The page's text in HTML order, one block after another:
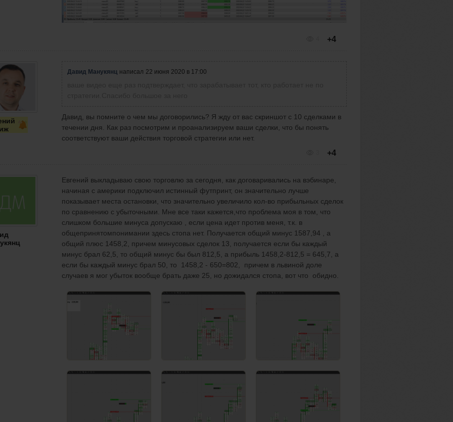
+4
Давид Манукянц написал 22 июня 2020 в 17:00
Давид, вы помните о чем мы договорились? Я жду от вас скриншот с 10 сделками в
течении дня. Как раз посмотрим и проанализируем ваши сделки, что бы понять
соответствуют ваши действия торговой стратегии или нет.
+4
Евгений выкладываю свою торговлю за сегодня, как договаривались на вэбинаре,
начиная с америки подключил истинный футпринт, он значительно лучше
показывает места остановки, что значительно увеличило кол-во прибыльных сделок
по сравнению с убыточными. Мне все таки кажется,что проблема моя в том, что
слишком большие минуса допускаю , если цена идет против меня, т.к. в
общепринятомпонимании здесь стопа нет. Получается общий минус 1587,94 , а
общий плюс 1458,2, причем минусовых сделок 13, получается если бы каждый
минус брал 62,5, то общий минус бы был 812,5, а прибыль 1458,2-812,5 = 645,7, а
если бы каждый минус брал 50, то 1458,2 - 650=802, причем в львиной доле
случаев я мог убыток вообще брать даже 25, но дожидался стопа, вот что обидно.